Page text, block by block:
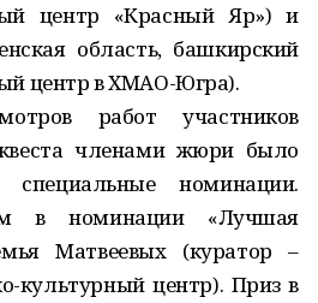
центр «Красный Яр») и
область, башкирский
центр в ХМАО-Югра).
работ участников
членами жюри было
номинации.
в номинации «Лучшая
Матвеевых (куратор –
культурный центр). Приз в